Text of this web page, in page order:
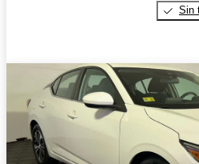
Sin